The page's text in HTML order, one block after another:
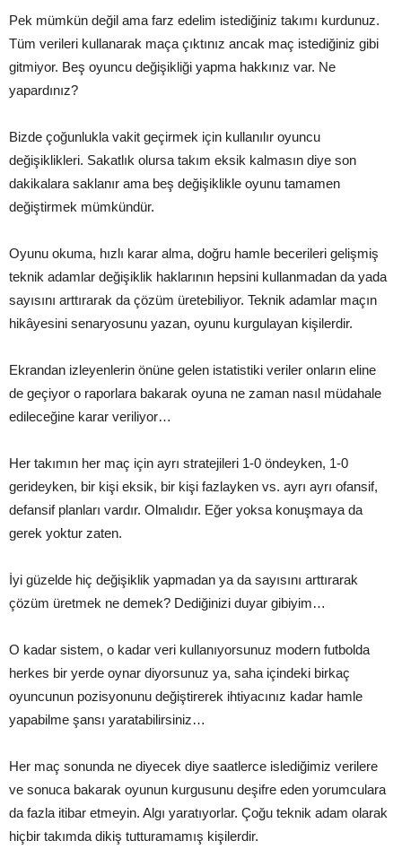
Pek mümkün değil ama farz edelim istediğiniz takımı kurdunuz.
Tüm verileri kullanarak maça çıktınız ancak maç istediğiniz gibi
gitmiyor. Beş oyuncu değişikliği yapma hakkınız var. Ne
yapardınız?
Bizde çoğunlukla vakit geçirmek için kullanılır oyuncu
değişiklikleri. Sakatlık olursa takım eksik kalmasın diye son
dakikalara saklanır ama beş değişiklikle oyunu tamamen
değiştirmek mümkündür.
Oyunu okuma, hızlı karar alma, doğru hamle becerileri gelişmiş
teknik adamlar değişiklik haklarının hepsini kullanmadan da yada
sayısını arttırarak da çözüm üretebiliyor. Teknik adamlar maçın
hikâyesini senaryosunu yazan, oyunu kurgulayan kişilerdir.
Ekrandan izleyenlerin önüne gelen istatistiki veriler onların eline
de geçiyor o raporlara bakarak oyuna ne zaman nasıl müdahale
edileceğine karar veriliyor…
Her takımın her maç için ayrı stratejileri 1-0 öndeyken, 1-0
gerideyken, bir kişi eksik, bir kişi fazlayken vs. ayrı ayrı ofansif,
defansif planları vardır. Olmalıdır. Eğer yoksa konuşmaya da
gerek yoktur zaten.
İyi güzelde hiç değişiklik yapmadan ya da sayısını arttırarak
çözüm üretmek ne demek? Dediğinizi duyar gibiyim…
O kadar sistem, o kadar veri kullanıyorsunuz modern futbolda
herkes bir yerde oynar diyorsunuz ya, saha içindeki birkaç
oyuncunun pozisyonunu değiştirerek ihtiyacınız kadar hamle
yapabilme şansı yaratabilirsiniz…
Her maç sonunda ne diyecek diye saatlerce islediğimiz verilere
ve sonuca bakarak oyunun kurgusunu deşifre eden yorumculara
da fazla itibar etmeyin. Algı yaratıyorlar. Çoğu teknik adam olarak
hiçbir takımda dikiş tutturamamış kişilerdir.